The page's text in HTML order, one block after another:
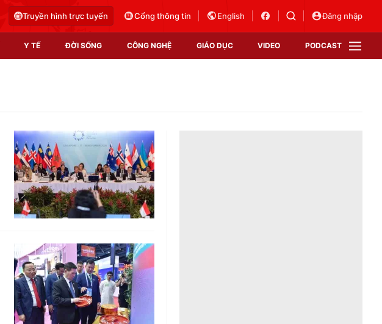
Truyền hình trực tuyến Cổng thông tin English Đăng nhập
Y TẾ ĐỜI SỐNG CÔNG NGHỆ GIÁO DỤC VIDEO PODCAST
Video
Shorts video
Podcast
EMagazine
Photo
Infographic
Góc ảnh
VTV Sức khoẻ